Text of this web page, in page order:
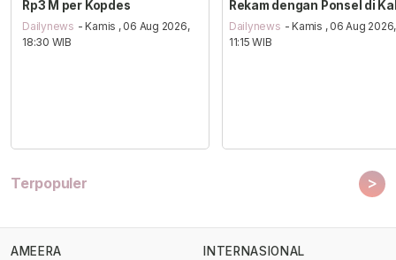
Rp3 M per Kopdes
Dailynews - Kamis , 06 Aug 2026,
18:30 WIB
Rekam dengan Ponsel di
Dailynews - Kamis , 06 Aug 2026,
11:15 WIB
Terpopuler >
AMEERA
INTERNASIONAL